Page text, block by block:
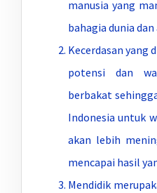
manusia yang
bahagia dunia
Kecerdasan yang
potensi dan
berbakat
Indonesia untuk
akan lebih
mencapai hasil
Mendidik